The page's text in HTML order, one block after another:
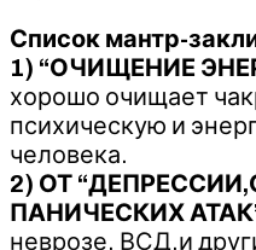
Список мантр-
1) “ОЧИЩЕНИЕ
хорошо очищает
психическую и
человека.
2) ОТ
ПАНИЧЕСКИХ
неврозе, ВСД,и